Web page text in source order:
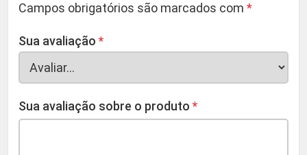
Campos obrigatórios são marcados com *
Sua avaliação *
Sua avaliação sobre o produto *